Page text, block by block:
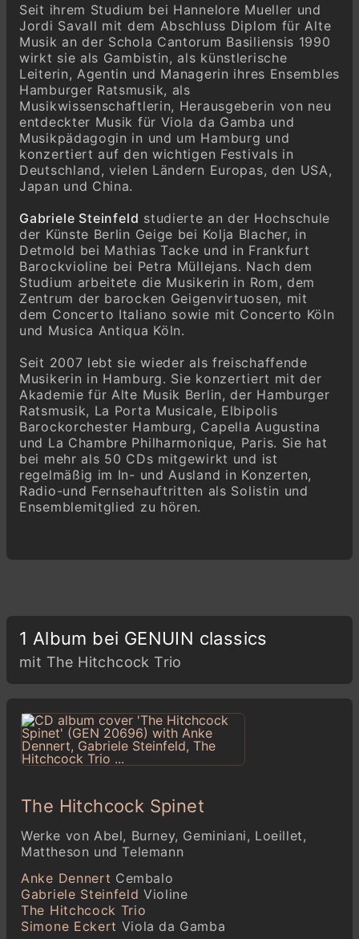
Seit ihrem Studium bei Hannelore Mueller und
Jordi Savall mit dem Abschluss Diplom für Alte
Musik an der Schola Cantorum Basiliensis 1990
wirkt sie als Gambistin, als künstlerische
Leiterin, Agentin und Managerin ihres Ensembles
Hamburger Ratsmusik, als
Musikwissenschaftlerin, Herausgeberin von neu
entdeckter Musik für Viola da Gamba und
Musikpädagogin in und um Hamburg und
konzertiert auf den wichtigen Festivals in
Deutschland, vielen Ländern Europas, den USA,
Japan und China.
Gabriele Steinfeld studierte an der Hochschule
der Künste Berlin Geige bei Kolja Blacher, in
Detmold bei Mathias Tacke und in Frankfurt
Barockvioline bei Petra Müllejans. Nach dem
Studium arbeitete die Musikerin in Rom, dem
Zentrum der barocken Geigenvirtuosen, mit
dem Concerto Italiano sowie mit Concerto Köln
und Musica Antiqua Köln.
Seit 2007 lebt sie wieder als freischaffende
Musikerin in Hamburg. Sie konzertiert mit der
Akademie für Alte Musik Berlin, der Hamburger
Ratsmusik, La Porta Musicale, Elbipolis
Barockorchester Hamburg, Capella Augustina
und La Chambre Philharmonique, Paris. Sie hat
bei mehr als 50 CDs mitgewirkt und ist
regelmäßig im In- und Ausland in Konzerten,
Radio-und Fernsehauftritten als Solistin und
Ensemblemitglied zu hören.
1 Album bei GENUIN classics
mit The Hitchcock Trio
The Hitchcock Spinet
Werke von Abel, Burney, Geminiani, Loeillet,
Mattheson und Telemann
Anke Dennert Cembalo
Gabriele Steinfeld Violine
The Hitchcock Trio
Simone Eckert Viola da Gamba